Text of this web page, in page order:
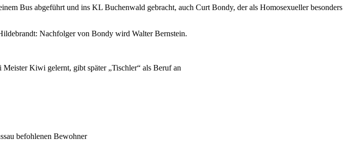
Bus abgeführt und ins KL Buchenwald gebracht, auch Curt Bondy, der als Homosexueller besonders
Nachfolger von Bondy wird Walter Bernstein.
Kiwi gelernt, gibt später „Tischler“ als Beruf an
befohlenen Bewohner